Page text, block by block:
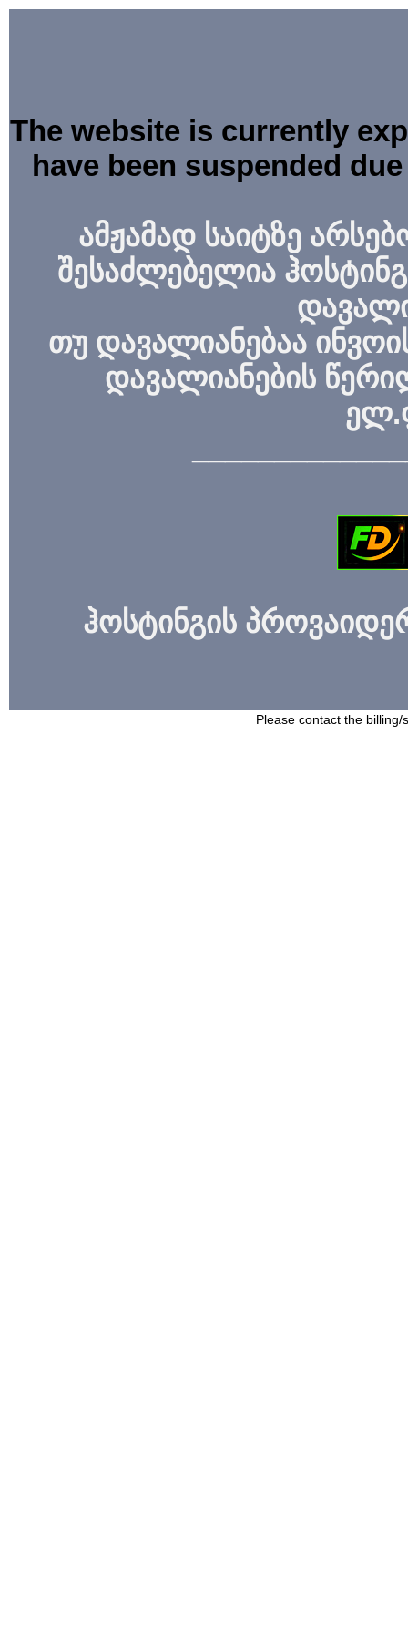
The website is currently
have been suspended
ამჟამად საიტზე
შესაძლებელია
თუ დავალიანებაა
დავალიანების
ჰოსტინგის
Please contact the